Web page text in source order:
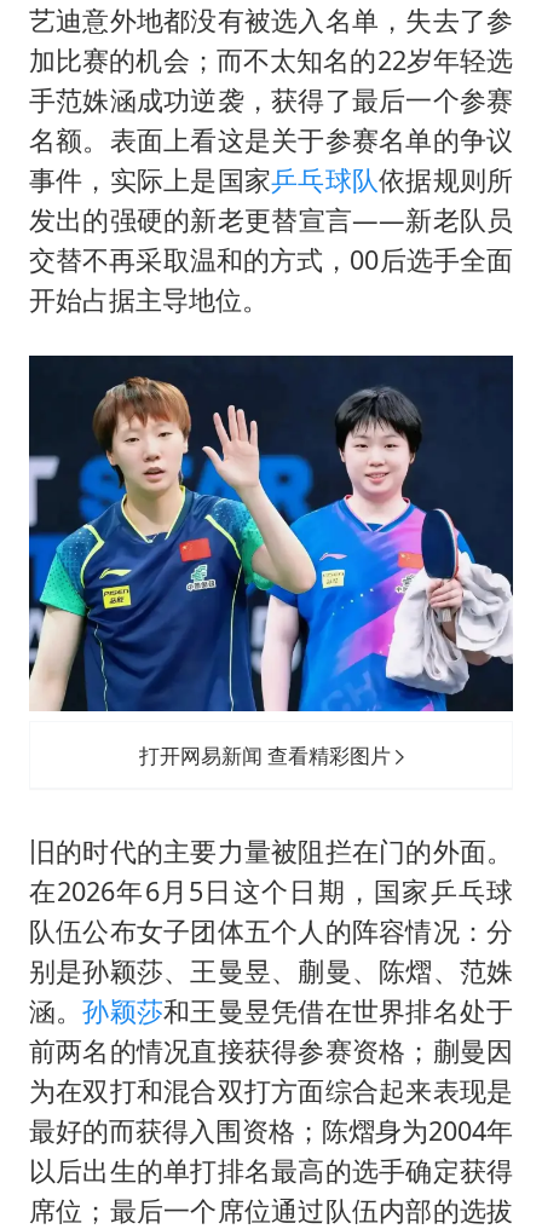
于东来直播和胖东来核心团队开会
上海大部迎大暴雨
《龙餐馆》 冲奖
蒯曼挺进WTT横滨冠军赛女单四强
构建更高水平的全民健身公共服务体系
艺迪意外地都没有被选入名单，失去了参
加比赛的机会；而不太知名的22岁年轻选
手范姝涵成功逆袭，获得了最后一个参赛
名额。表面上看这是关于参赛名单的争议
事件，实际上是国家乒乓球队依据规则所
发出的强硬的新老更替宣言——新老队员
交替不再采取温和的方式，00后选手全面
开始占据主导地位。
打开网易新闻 查看精彩图片
旧的时代的主要力量被阻拦在门的外面。
在2026年6月5日这个日期，国家乒乓球
队伍公布女子团体五个人的阵容情况：分
别是孙颖莎、王曼昱、蒯曼、陈熠、范姝
涵。孙颖莎和王曼昱凭借在世界排名处于
前两名的情况直接获得参赛资格；蒯曼因
为在双打和混合双打方面综合起来表现是
最好的而获得入围资格；陈熠身为2004年
以后出生的单打排名最高的选手确定获得
席位；最后一个席位通过队伍内部的选拔